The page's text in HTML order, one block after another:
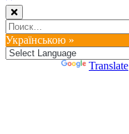
Найти:
Українською »
Translate